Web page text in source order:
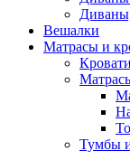
Вешалки
Матрасы и
Кровати
Тумбы